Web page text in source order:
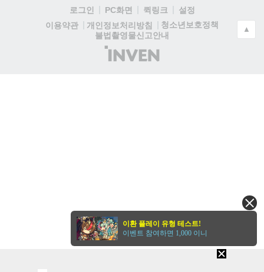
로그인 PC화면 퀵링크
설정
이용약관
개인정보처리방침
청소년보호정책
불법촬영물신고안내
(주)
인
▲
이환 플레이 유형 테스트!
이벤트 참여하면 1,000 이니